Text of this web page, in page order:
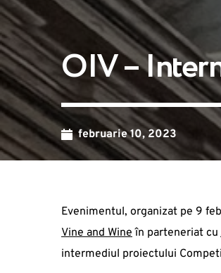
OIV –
februarie 10, 2023
Evenimentul, organizat pe 9
Vine and Wine în parteneriat cu
intermediul proiectului